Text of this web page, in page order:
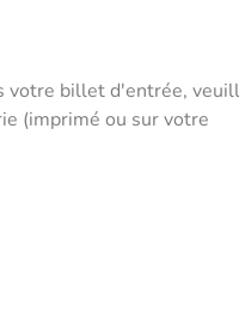
votre billet d'entrée,
(imprimé ou sur votre